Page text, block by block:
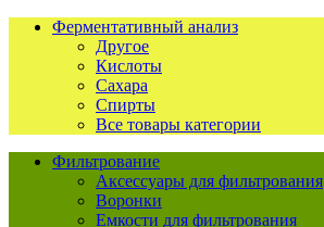
Ферментативный анализ
Другое
Кислоты
Сахара
Спирты
Все товары категории
Фильтрование
Аксессуары для фильтрования
Воронки
Емкости для фильтрования